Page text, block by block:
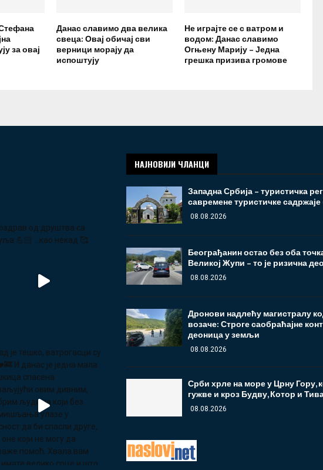
за овај
Данас славимо два велика
свеца: Овај обичај сви
верници морају да
испоштују
Не играјте се с ватром и
водом: Данас славимо
Огњену Марију – Једна
грешка призива громове
НАЈНОВИЈИ ЧЛАНЦИ
Западна Србија – туристичка
савремене туристичке
08.08.2026
Београђанин остао без оба
Великој Жупи – то је ризична
08.08.2026
Дронови надлећу магистралу
возаче: Строге саобраћајне
деоница у земљи
08.08.2026
Срби хрле на море у Црну Гору,
гужве и кроз Будву, Котор и
08.08.2026